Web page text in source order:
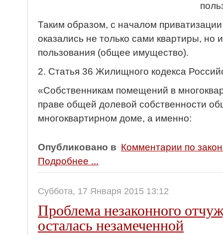
Таким образом, с началом
оказались не только сами квартиры,
пользования (общее имущество).
2. Статья 36 Жилищного кодекса
«Собственникам помещений в
праве общей долевой собственности
многоквартирном доме, а именно:
Опубликовано в Комментарии по
Подробнее ...
Суббота, 17 Января 2015 13:12
Проблема незаконного
осталась незамеченной